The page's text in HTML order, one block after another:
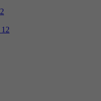
2
12